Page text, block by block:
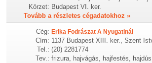
Körzet: Budapest VI. ker.
Tovább a részletes cégadatokhoz »
Cég: Erika Fodrászat A Nyugatinál
Cím: 1137 Budapest XIII. ker., Szent
Tel.: (20) 2281774
Tev.: frizura, hajvágás, hajfestés,